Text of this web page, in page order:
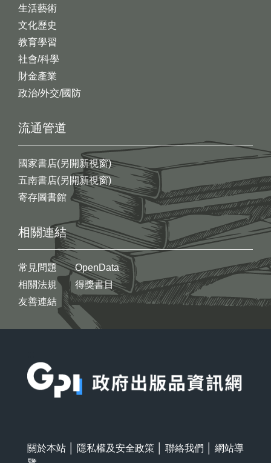
生活藝術
文化歷史
教育學習
社會/科學
財金產業
政治/外交/國防
流通管道
國家書店(另開新視窗)
五南書店(另開新視窗)
寄存圖書館
相關連結
常見問題
相關法規
友善連結
OpenData
得獎書目
關於本站 隱私權及安全政策 聯絡我們
網站導